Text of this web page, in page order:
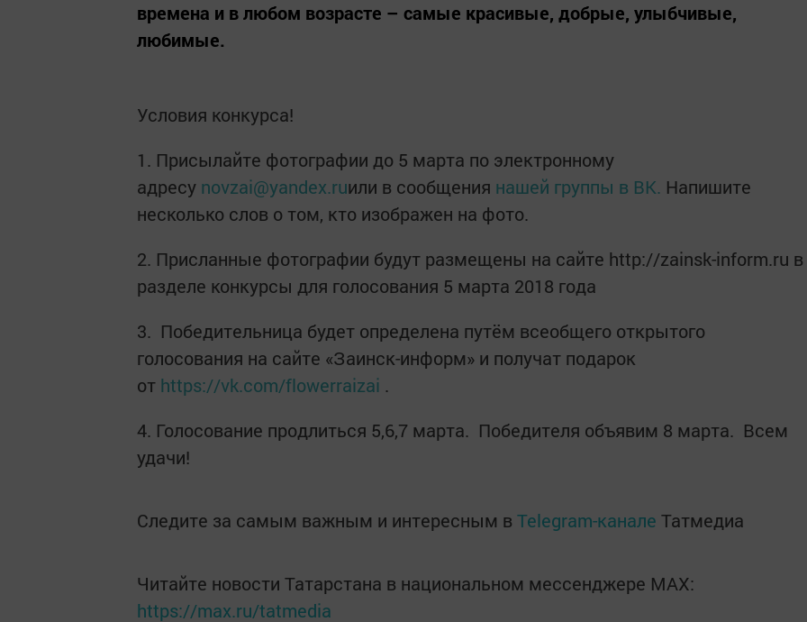
времена и в любом возрасте – самые красивые, добрые, улыбчивые,
любимые.
Условия конкурса!
1. Присылайте фотографии до 5 марта по электронному
адресу novzai@yandex.ruили в сообщения нашей группы в ВК. Напишите
несколько слов о том, кто изображен на фото.
2. Присланные фотографии будут размещены на сайте http://zainsk-inform.ru в
разделе конкурсы для голосования 5 марта 2018 года
3. Победительница будет определена путём всеобщего открытого
голосования на сайте «Заинск-информ» и получат подарок
от https://vk.com/flowerraizai .
4. Голосование продлиться 5,6,7 марта. Победителя объявим 8 марта. Всем
удачи!
Следите за самым важным и интересным в Telegram-канале Татмедиа
Читайте новости Татарстана в национальном мессенджере MАХ:
https://max.ru/tatmedia